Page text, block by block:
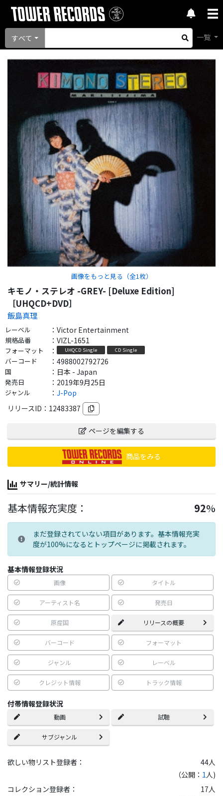
すべて 一覧
画像をもっと見る（全1 枚）
キモノ・ステレオ -GREY- [Deluxe Edition]
［UHQCD+DVD］
飯島真理
レーベル ： Victor Entertainment
規格品番 ： VIZL-1651
フォーマット ： UHQCD Single CD Single
バーコード ： 4988002792726
国 ： 日本 - Japan
発売日 ： 2019年9月25日
ジャンル ： J-Pop
リリースID： 12483387
ページを編集する
商品をみる
サマリー/統計情報
基本情報充実度： 92%
まだ登録されていない項目があります。基本情報充実
度が100%になるとトップページに掲載されます。
基本情報登録状況
画像 タイトル
アーティスト名 発売日
原産国 リリースの概要
バーコード フォーマット
ジャンル レーベル
クレジット情報 トラック情報
付帯情報登録状況
動画 試聴
サブジャンル
欲しい物リスト登録者： 44人
（公開： 1人)
コレクション登録者：
17人